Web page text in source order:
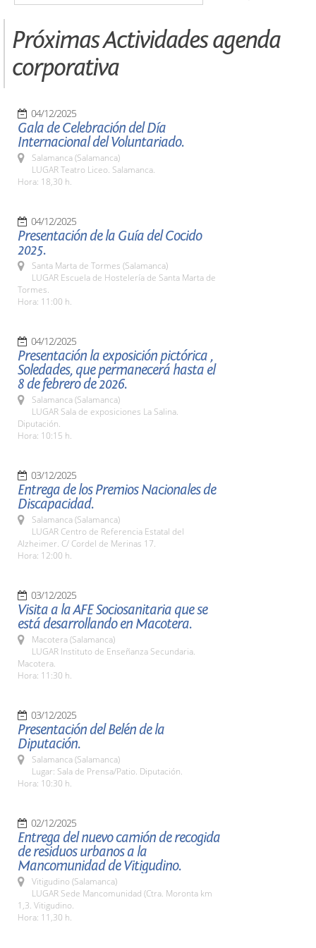
Próximas Actividades agenda
corporativa
04/12/2025
Gala de Celebración del Día
Internacional del Voluntariado.
Salamanca (Salamanca)
LUGAR Teatro Liceo. Salamanca.
Hora: 18,30 h.
04/12/2025
Presentación de la Guía del Cocido
2025.
Santa Marta de Tormes (Salamanca)
LUGAR Escuela de Hostelería de Santa Marta de
Tormes.
Hora: 11:00 h.
04/12/2025
Presentación la exposición pictórica ,
Soledades, que permanecerá hasta el
8 de febrero de 2026.
Salamanca (Salamanca)
LUGAR Sala de exposiciones La Salina.
Diputación.
Hora: 10:15 h.
03/12/2025
Entrega de los Premios Nacionales de
Discapacidad.
Salamanca (Salamanca)
LUGAR Centro de Referencia Estatal del
Alzheimer. C/ Cordel de Merinas 17.
Hora: 12:00 h.
03/12/2025
Visita a la AFE Sociosanitaria que se
está desarrollando en Macotera.
Macotera (Salamanca)
LUGAR Instituto de Enseñanza Secundaria.
Macotera.
Hora: 11:30 h.
03/12/2025
Presentación del Belén de la
Diputación.
Salamanca (Salamanca)
Lugar: Sala de Prensa/Patio. Diputación.
Hora: 10:30 h.
02/12/2025
Entrega del nuevo camión de recogida
de residuos urbanos a la
Mancomunidad de Vitigudino.
Vitigudino (Salamanca)
LUGAR Sede Mancomunidad (Ctra. Moronta km
1,3. Vitigudino.
Hora: 11,30 h.